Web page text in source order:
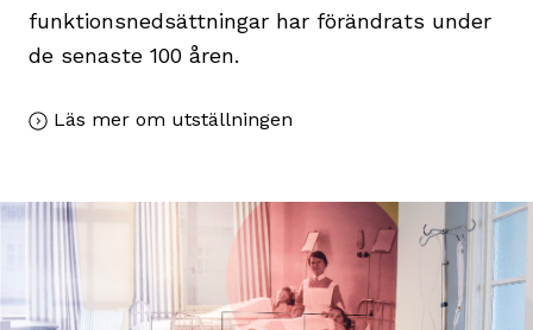
funktionsnedsättningar har förändrats under
de senaste 100 åren.
Läs mer om utställningen